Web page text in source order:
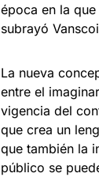
época en la
subrayó
La nueva
entre el
vigencia del
que crea un
que también la
público se